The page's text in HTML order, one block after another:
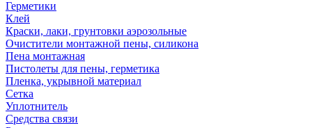
Герметики
Клей
Краски, лаки, грунтовки аэрозольные
Очистители монтажной пены, силикона
Пена монтажная
Пистолеты для пены, герметика
Пленка, укрывной материал
Сетка
Уплотнитель
Средства связи